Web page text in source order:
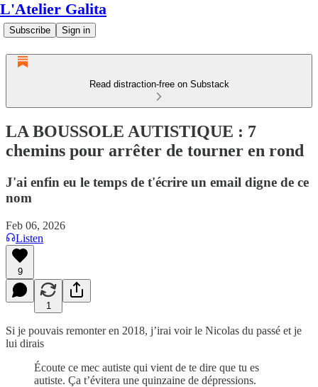
L'Atelier Galita
Subscribe Sign in
Read distraction-free on Substack
LA BOUSSOLE AUTISTIQUE : 7
chemins pour arrêter de tourner en rond
J'ai enfin eu le temps de t'écrire un email digne de ce
nom
Feb 06, 2026
Listen
9
1
Si je pouvais remonter en 2018, j’irai voir le Nicolas du passé et je
lui dirais
Écoute ce mec autiste qui vient de te dire que tu es
autiste. Ça t’évitera une quinzaine de dépressions.